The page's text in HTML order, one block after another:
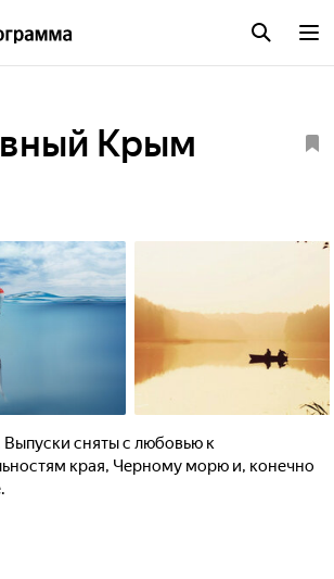
Крым
сняты с любовью к
края, Черному морю и, конечно